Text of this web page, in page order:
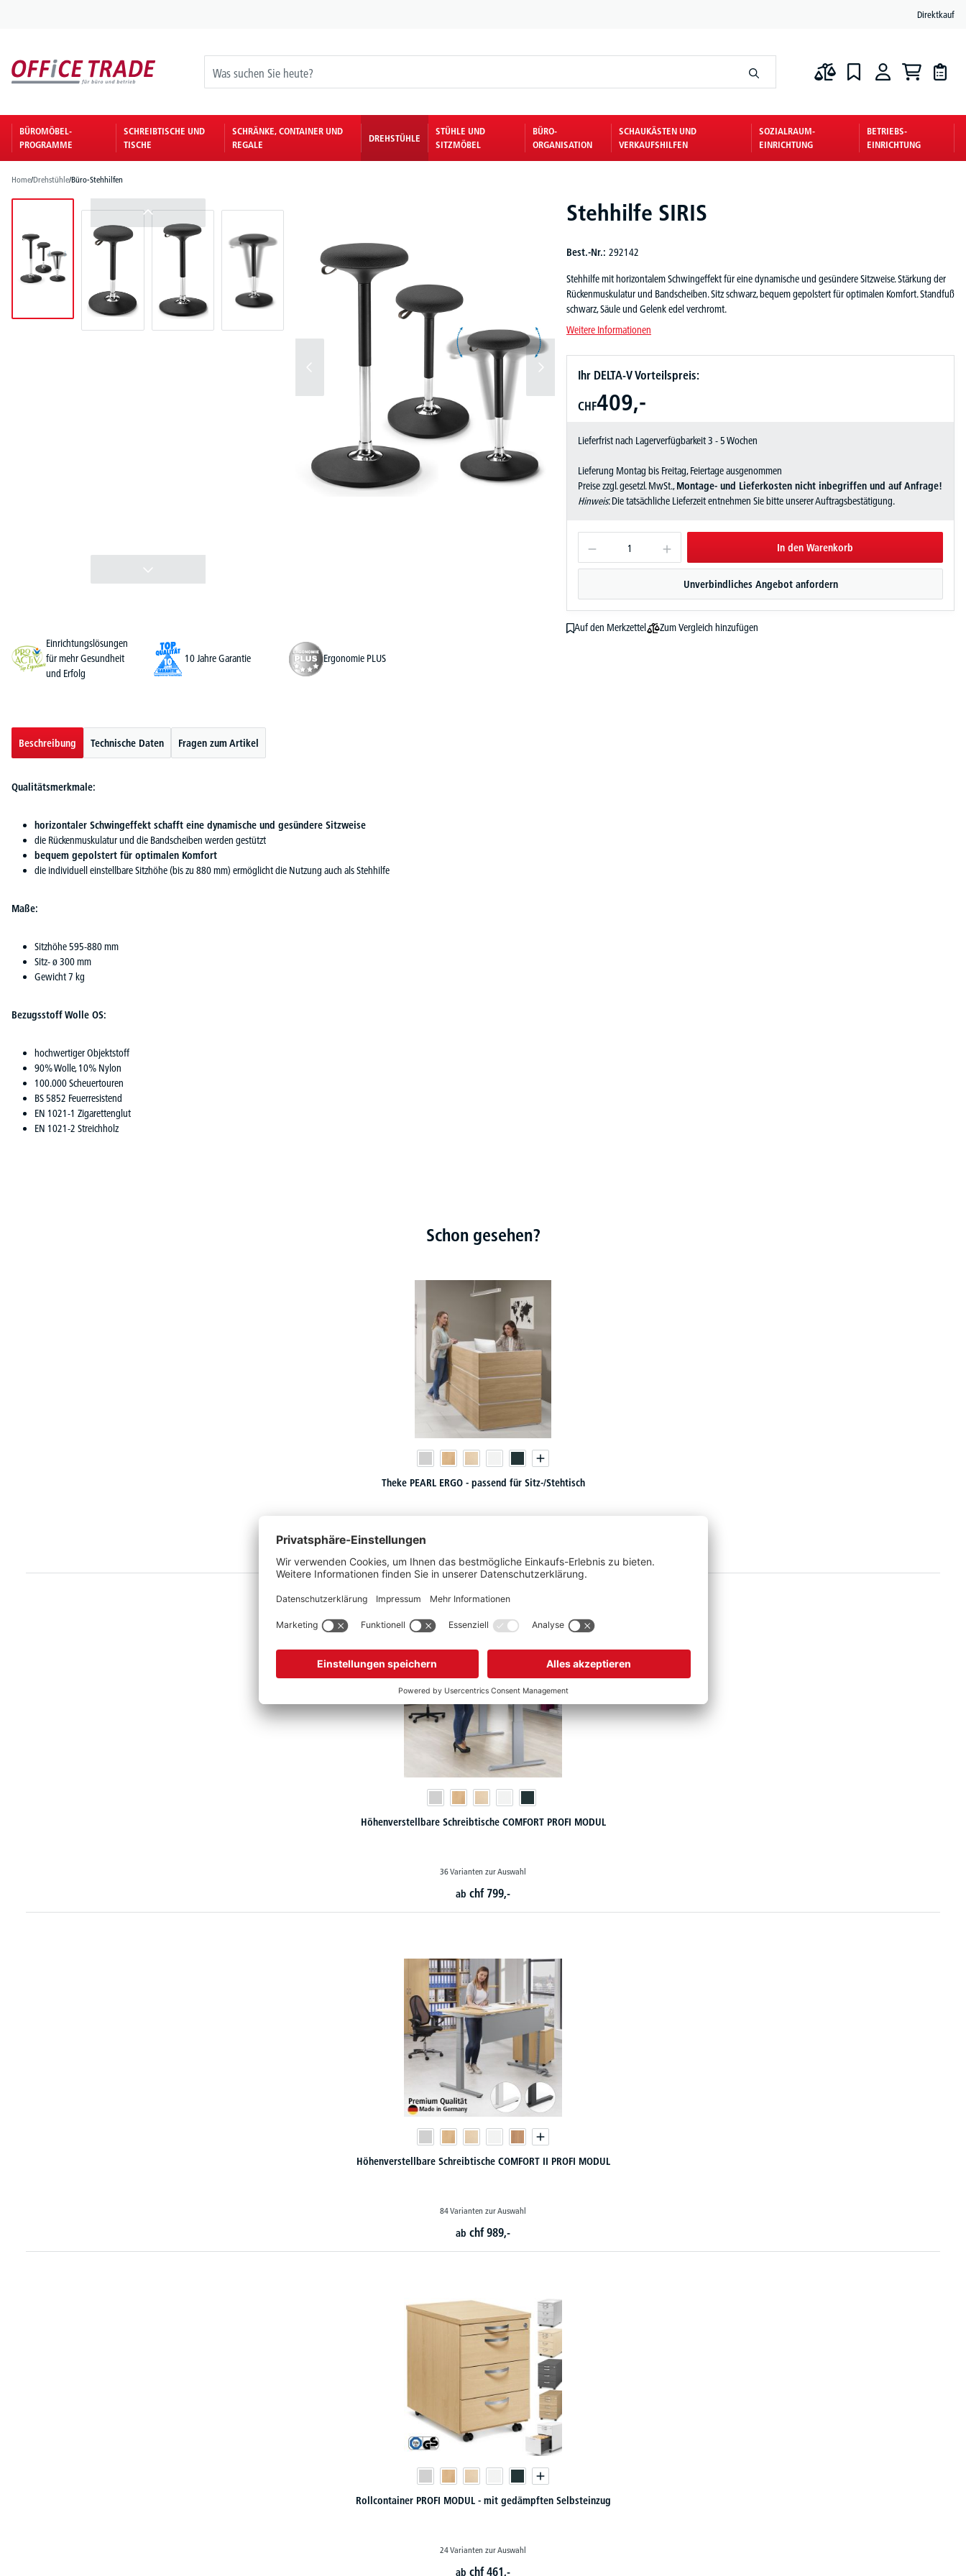
Direktkauf
BÜROMÖBEL-
PROGRAMME
SCHREIBTISCHE UND
TISCHE
SCHRÄNKE, CONTAINER UND
REGALE
DREHSTÜHLE
STÜHLE UND
SITZMÖBEL
BÜRO-
ORGANISATION
SCHAUKÄSTEN UND
VERKAUFSHILFEN
SOZIALRAUM-
EINRICHTUNG
BETRIEBS-
EINRICHTUNG
Home/Drehstühle/Büro-Stehhilfen
Stehhilfe SIRIS
Best.-Nr.: 292142
Stehhilfe mit horizontalem Schwingeffekt für eine dynamische und gesündere Sitzweise. Stärkung der
Rückenmuskulatur und Bandscheiben. Sitz schwarz, bequem gepolstert für optimalen Komfort. Standfuß
schwarz, Säule und Gelenk edel verchromt.
Weitere Informationen
Ihr DELTA-V Vorteilspreis:
CHF409,-
Lieferfrist nach Lagerverfügbarkeit 3 - 5 Wochen
Lieferung Montag bis Freitag, Feiertage ausgenommen
Preise zzgl. gesetzl. MwSt.,Montage- und Lieferkosten nicht inbegriffen und auf Anfrage!
Hinweis: Die tatsächliche Lieferzeit entnehmen Sie bitte unserer Auftragsbestätigung.
In den Warenkorb
Unverbindliches Angebot anfordern
Auf den Merkzettel
Zum Vergleich hinzufügen
Einrichtungslösungen
für mehr Gesundheit
und Erfolg
10 Jahre Garantie Ergonomie PLUS
Beschreibung Technische Daten Fragen zum Artikel
Qualitätsmerkmale:
horizontaler Schwingeffekt schafft eine dynamische und gesündere Sitzweise
die Rückenmuskulatur und die Bandscheiben werden gestützt
bequem gepolstert für optimalen Komfort
die individuell einstellbare Sitzhöhe (bis zu 880 mm) ermöglicht die Nutzung auch als Stehhilfe
Maße:
Sitzhöhe 595-880 mm
Sitz- ø 300 mm
Gewicht 7 kg
Bezugsstoff Wolle OS:
hochwertiger Objektstoff
90% Wolle, 10% Nylon
100.000 Scheuertouren
BS 5852 Feuerresistend
EN 1021-1 Zigarettenglut
EN 1021-2 Streichholz
Schon gesehen?
Theke PEARL ERGO - passend für Sitz-/Stehtisch
ab 3.299,-
Höhenverstellbare Schreibtische COMFORT PROFI MODUL
36 Varianten zur Auswahl
ab chf 799,-
Höhenverstellbare Schreibtische COMFORT II PROFI MODUL
84 Varianten zur Auswahl
ab chf 989,-
Rollcontainer PROFI MODUL - mit gedämpften Selbsteinzug
24 Varianten zur Auswahl
ab chf 461,-